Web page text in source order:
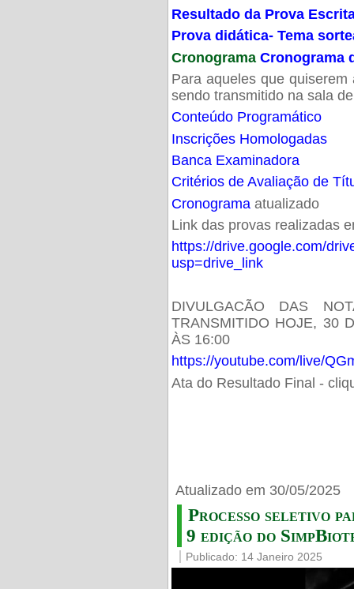
Resultado da Prova
Prova didática- Tema
Cronograma Cronograma
Para aqueles que
sendo transmitido na sala
Conteúdo Programático
Inscrições Homologadas
Banca Examinadora
Critérios de Avaliação de
Cronogramaatualizado
Link das provas realizadas
https://drive.google.com/
usp=drive_link
DIVULGACÃO DAS
TRANSMITIDO HOJE, 30
ÀS 16:00
https://youtube.com/live/
Ata do Resultado Final -
Atualizado em 30/05/2025
Processo seletivo
9 edição do
Publicado: 14 Janeiro 2025